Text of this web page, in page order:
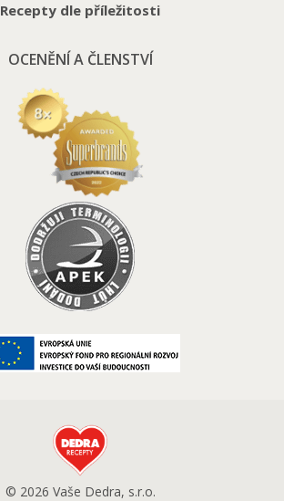
Recepty dle příležitosti
OCENĚNÍ A ČLENSTVÍ
© 2026 Vaše Dedra, s.r.o.